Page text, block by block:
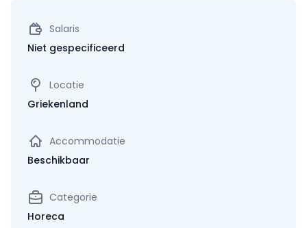
Salaris
Niet gespecificeerd
Locatie
Griekenland
Accommodatie
Beschikbaar
Categorie
Horeca